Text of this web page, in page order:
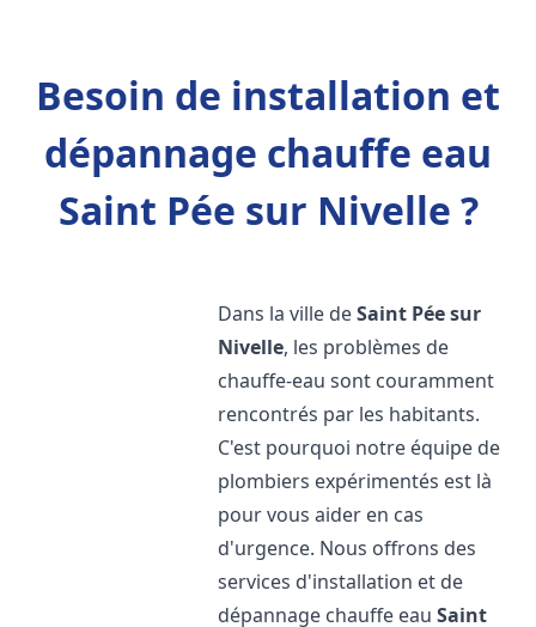
Besoin de installation et
dépannage chauffe eau
Saint Pée sur Nivelle ?
Dans la ville deSaint Pée sur
Nivelle, les problèmes de
chauffe-eau sont couramment
rencontrés par les habitants.
C'est pourquoi notre équipe de
plombiers expérimentés est là
pour vous aider en cas
d'urgence. Nous offrons des
services d'installation et de
dépannage chauffe eauSaint